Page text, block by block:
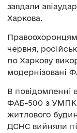
завдали
Харкова.
червня,
по Харкову
модернізовані
В повідомленні
ФАБ-500 з УМПК
житлового
ДСНС вийняли